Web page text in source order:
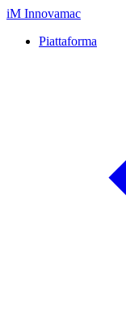
iM Innovamac
Piattaforma